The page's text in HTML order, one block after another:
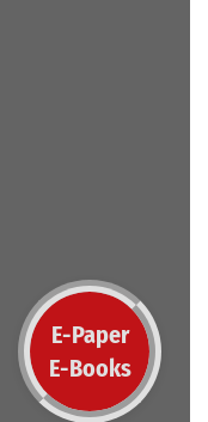
E-Paper
E-Books